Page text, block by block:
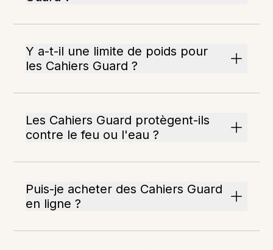
Y a-t-il une limite de poids pour
les Cahiers Guard ?
Les Cahiers Guard protègent-ils
contre le feu ou l'eau ?
Puis-je acheter des Cahiers Guard
en ligne ?